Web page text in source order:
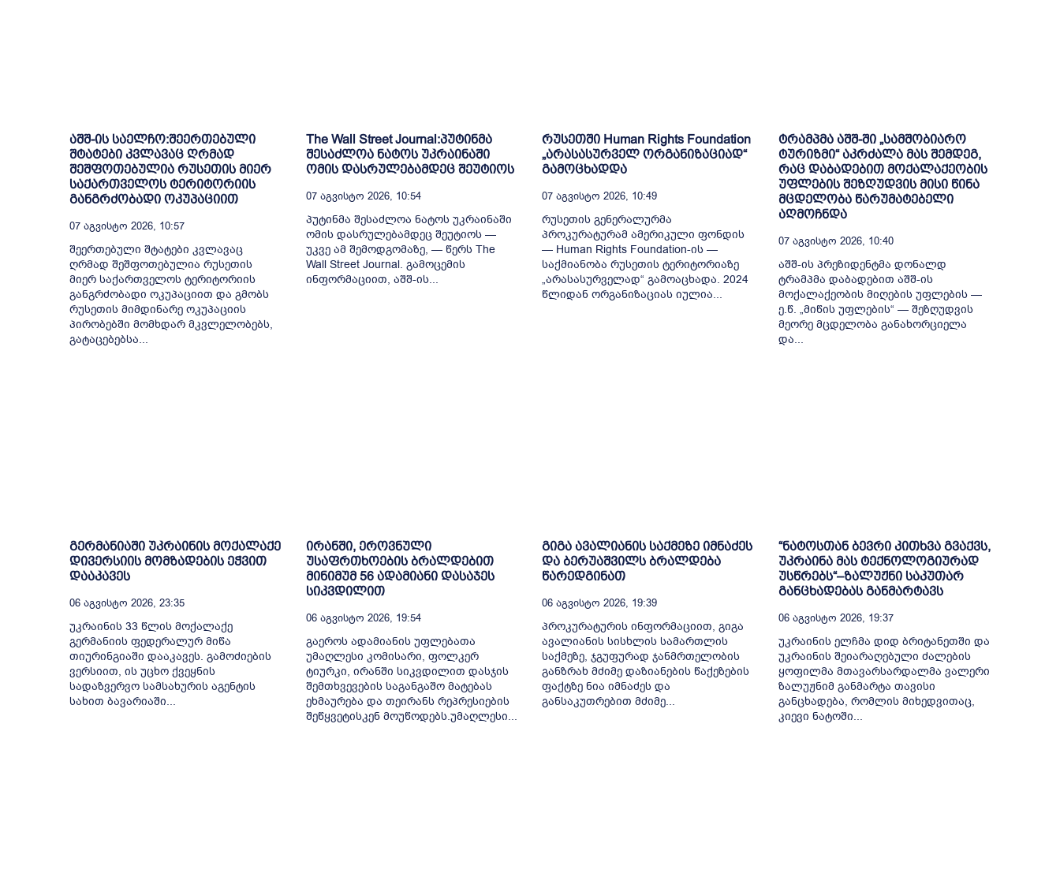
აშშ-ის საელჩო:შეერთებული
შტატები კვლავაც ღრმად
შეშფოთებულია რუსეთის მიერ
საქართველოს ტერიტორიის
განგრძობადი ოკუპაციით
07 Აგვისტო 2026, 10:57
შეერთებული შტატები კვლავაც
ღრმად შეშფოთებულია რუსეთის
მიერ საქართველოს ტერიტორიის
განგრძობადი ოკუპაციით და გმობს
რუსეთის მიმდინარე ოკუპაციის
პირობებში მომხდარ მკვლელობებს,
გატაცებებსა...
The Wall Street Journal:პუტინმა
შესაძლოა ნატოს უკრაინაში
ომის დასრულებამდეც შეუტიოს
07 Აგვისტო 2026, 10:54
პუტინმა შესაძლოა ნატოს უკრაინაში
ომის დასრულებამდეც შეუტიოს —
უკვე ამ შემოდგომაზე, — წერს The
Wall Street Journal. გამოცემის
ინფორმაციით, აშშ-ის...
რუსეთში Human Rights Foundation
„არასასურველ ორგანიზაციად“
გამოცხადდა
07 Აგვისტო 2026, 10:49
რუსეთის გენერალურმა
პროკურატურამ ამერიკული ფონდის
— Human Rights Foundation-ის —
საქმიანობა რუსეთის ტერიტორიაზე
„არასასურველად“ გამოაცხადა. 2024
წლიდან ორგანიზაციას იულია...
ტრამპმა აშშ-ში „სამშობიარო
ტურიზმი“ აკრძალა მას შემდეგ,
რაც დაბადებით მოქალაქეობის
უფლების შეზღუდვის მისი წინა
მცდელობა წარუმატებელი
აღმოჩნდა
07 Აგვისტო 2026, 10:40
აშშ-ის პრეზიდენტმა დონალდ
ტრამპმა დაბადებით აშშ-ის
მოქალაქეობის მიღების უფლების —
ე.წ. „მიწის უფლების“ — შეზღუდვის
მეორე მცდელობა განახორციელა
და...
გერმანიაში უკრაინის მოქალაქე
დივერსიის მომზადების ეჭვით
დააკავეს
06 Აგვისტო 2026, 23:35
უკრაინის 33 წლის მოქალაქე
გერმანიის ფედერალურ მიწა
თიურინგიაში დააკავეს. გამოძიების
ვერსიით, ის უცხო ქვეყნის
სადაზვერვო სამსახურის აგენტის
სახით ბავარიაში...
ირანში, ეროვნული
უსაფრთხოების ბრალდებით
მინიმუმ 56 ადამიანი დასაჯეს
სიკვდილით
06 Აგვისტო 2026, 19:54
გაეროს ადამიანის უფლებათა
უმაღლესი კომისარი, ფოლკერ
ტიურკი, ირანში სიკვდილით დასჯის
შემთხვევების საგანგაშო მატებას
ეხმაურება და თეირანს რეპრესიების
შეწყვეტისკენ მოუწოდებს.უმაღლესი...
გიგა ავალიანის საქმეზე იმნაძეს
და ბერუაშვილს ბრალდება
წარედგინათ
06 Აგვისტო 2026, 19:39
პროკურატურის ინფორმაციით, გიგა
ავალიანის სისხლის სამართლის
საქმეზე, ჯგუფურად ჯანმრთელობის
განზრახ მძიმე დაზიანების წაქეზების
ფაქტზე ნია იმნაძეს და
განსაკუთრებით მძიმე...
“ნატოსთან ბევრი კითხვა გვაქვს,
უკრაინა მას ტექნოლოგიურად
უსწრებს“–ზალუჟნი საკუთარ
განცხადებას განმარტავს
06 Აგვისტო 2026, 19:37
უკრაინის ელჩმა დიდ ბრიტანეთში და
უკრაინის შეიარაღებული ძალების
ყოფილმა მთავარსარდალმა ვალერი
ზალუჟნიმ განმარტა თავისი
განცხადება, რომლის მიხედვითაც,
კიევი ნატოში...